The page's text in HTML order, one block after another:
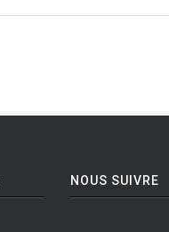
NOUS SUIVRE